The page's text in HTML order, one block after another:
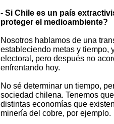
- Si Chile es un país
proteger el medioambiente?
Nosotros hablamos de una
estableciendo metas y tiempo,
electoral, pero después no
enfrentando hoy.
No sé determinar un tiempo,
sociedad chilena. Tenemos
distintas economías que
minería del cobre, por ejemplo.